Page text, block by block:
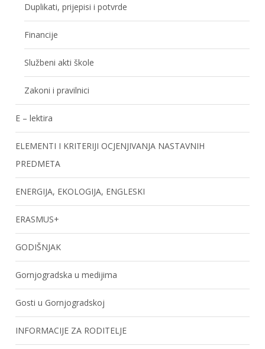
Duplikati, prijepisi i potvrde
Financije
Službeni akti škole
Zakoni i pravilnici
E – lektira
ELEMENTI I KRITERIJI OCJENJIVANJA NASTAVNIH
PREDMETA
ENERGIJA, EKOLOGIJA, ENGLESKI
ERASMUS+
GODIŠNJAK
Gornjogradska u medijima
Gosti u Gornjogradskoj
INFORMACIJE ZA RODITELJE